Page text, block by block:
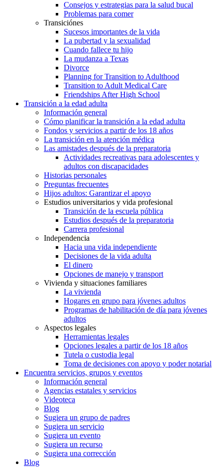
Consejos y estrategias para la salud bucal
Problemas para comer
Transiciónes
Sucesos importantes de la vida
La pubertad y la sexualidad
Cuando fallece tu hijo
La mudanza a Texas
Divorce
Planning for Transition to Adulthood
Transition to Adult Medical Care
Friendships After High School
Transición a la edad adulta
Información general
Cómo planificar la transición a la edad adulta
Fondos y servicios a partir de los 18 años
La transición en la atención médica
Las amistades después de la preparatoria
Actividades recreativas para adolescentes y
adultos con discapacidades
Historias personales
Preguntas frecuentes
Hijos adultos: Garantizar el apoyo
Estudios universitarios y vida profesional
Transición de la escuela pública
Estudios después de la preparatoria
Carrera profesional
Independencia
Hacia una vida independiente
Decisiones de la vida adulta
El dinero
Opciones de manejo y transport
Vivienda y situaciones familiares
La vivienda
Hogares en grupo para jóvenes adultos
Programas de habilitación de día para jóvenes
adultos
Aspectos legales
Herramientas legales
Opciones legales a partir de los 18 años
Tutela o custodia legal
Toma de decisiones con apoyo y poder notarial
Encuentra servicios, grupos y eventos
Información general
Agencias estatales y servicios
Videoteca
Blog
Sugiera un grupo de padres
Sugiera un servicio
Sugiera un evento
Sugiera un recurso
Sugiera una corrección
Blog